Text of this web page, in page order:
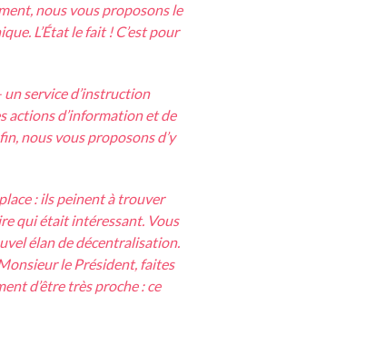
nous vous proposons le
L’État le fait ! C’est pour
un service d’instruction
actions d’information et de
nous vous proposons d’y
: ils peinent à trouver
qui était intéressant. Vous
élan de décentralisation.
le Président, faites
d’être très proche : ce